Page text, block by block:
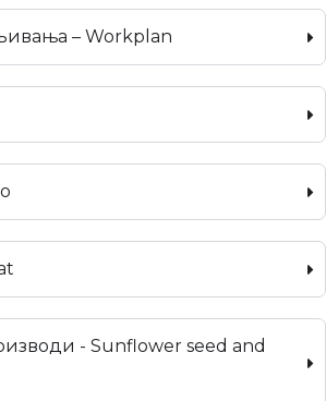
– Workplan
- Sunflower seed and